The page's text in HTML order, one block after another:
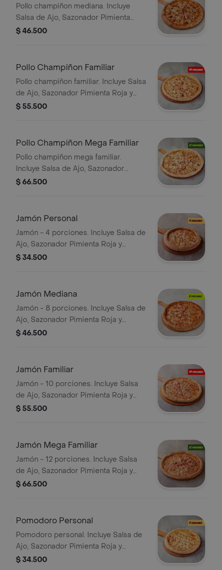
Pollo champiñon mediana. Incluye
Salsa de Ajo, Sazonador Pimienta
Roja y Pepperoncini.
$ 46.500
Pollo Champiñon Familiar
Pollo champiñon familiar. Incluye Salsa
de Ajo, Sazonador Pimienta Roja y
Pepperoncini.
$ 55.500
Pollo Champiñon Mega Familiar
Pollo champiñon mega familiar.
Incluye Salsa de Ajo, Sazonador
Pimienta Roja y Pepperoncini.
$ 66.500
Jamón Personal
Jamón - 4 porciones. Incluye Salsa de
Ajo, Sazonador Pimienta Roja y
Pepperoncini.
$ 34.500
Jamón Mediana
Jamón - 8 porciones. Incluye Salsa de
Ajo, Sazonador Pimienta Roja y
Pepperoncini.
$ 46.500
Jamón Familiar
Jamón - 10 porciones. Incluye Salsa
de Ajo, Sazonador Pimienta Roja y
Pepperoncini.
$ 55.500
Jamón Mega Familiar
Jamón - 12 porciones. Incluye Salsa
de Ajo, Sazonador Pimienta Roja y
Pepperoncini.
$ 66.500
Pomodoro Personal
Pomodoro personal. Incluye Salsa de
Ajo, Sazonador Pimienta Roja y
Pepperoncini.
$ 34.500